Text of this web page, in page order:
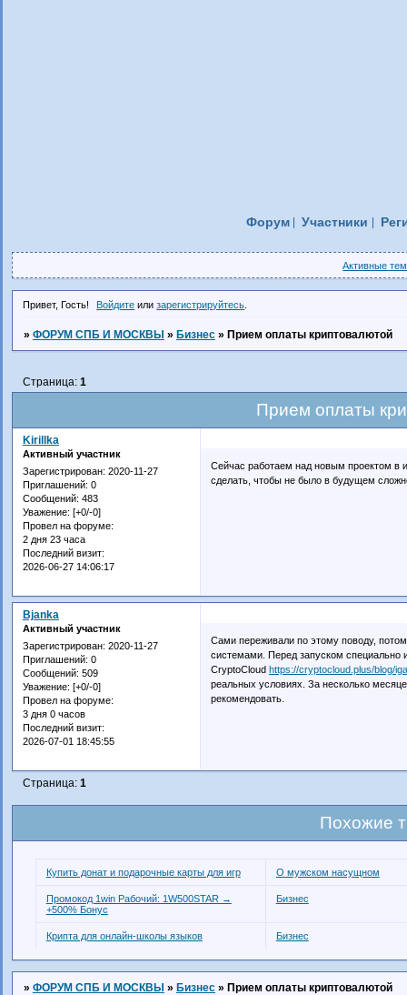
Форум Участники
Активные
Привет, Гость! Войдите илизарегистрируйтесь
» ФОРУМ СПБ И МОСКВЫ » Бизнес » Прием оплаты криптовалютой
Прием оплаты
Страница: 1
Kirillka
Активный участник
Зарегистрирован: 2020-11-27
Приглашений: 0
Сообщений: 483
Уважение: [+0/-0]
Провел на форуме:
2 дня 23 часа
Последний визит:
2026-06-27 14:06:17
Сейчас работаем над новым проектом в
сделать, чтобы не было в будущем
Bjanka
Активный участник
Зарегистрирован: 2020-11-27
Приглашений: 0
Сообщений: 509
Уважение: [+0/-0]
Провел на форуме:
3 дня 0 часов
Последний визит:
2026-07-01 18:45:55
Сами переживали по этому поводу,
системами. Перед запуском
CryptoCloud https://cryptocloud.plus/blog/
реальных условиях. За несколько
рекомендовать.
Страница: 1
Похожие
Купить донат и подарочные карты для игр О мужском насущном
Промокод 1win Рабочий: 1W500STAR →
+500% Бонус
Бизнес
Крипта для онлайн-школы языков Бизнес
» ФОРУМ СПБ И МОСКВЫ » Бизнес » Прием оплаты криптовалютой